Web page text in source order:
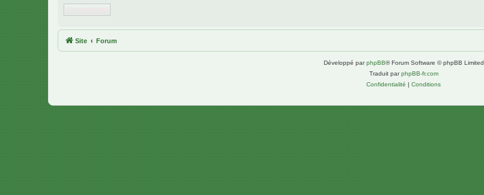
Site Forum
Développé parphpBB® Forum Software © phpBB Limited
Traduit parphpBB-fr.com
Confidentialité | Conditions